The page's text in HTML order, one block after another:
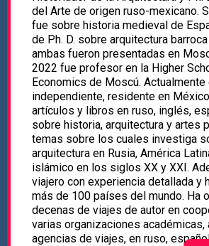
del Arte de origen ruso-mexicano.
fue sobre historia medieval de
de Ph. D. sobre arquitectura
ambas fueron presentadas en
2022 fue profesor en la Higher
Economics de Moscú.
independiente, residente en
artículos y libros en ruso, inglés,
sobre historia, arquitectura y artes
temas sobre los cuales investiga
arquitectura en Rusia, América
islámico en los siglos XX y XXI.
viajero con experiencia detallada y
más de 100 países del mundo. Ha
decenas de viajes de autor en
varias organizaciones
agencias de viajes, en ruso,